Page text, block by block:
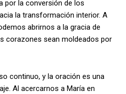
por la conversión de los
la transformación interior. A
abrirnos a la gracia de
corazones sean moldeados por
continuo, y la oración es una
Al acercarnos a María en